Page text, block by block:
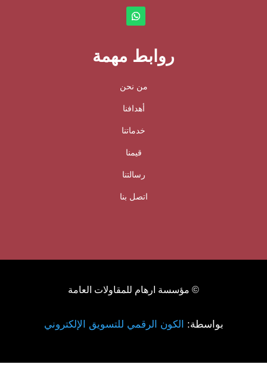
روابط مهمة
من نحن
أهدافنا
خدماتنا
قيمنا
رسالتنا
اتصل بنا
© مؤسسة ارهام للمقاولات العامة
بواسطة: الكون الرقمي للتسويق الإلكتروني